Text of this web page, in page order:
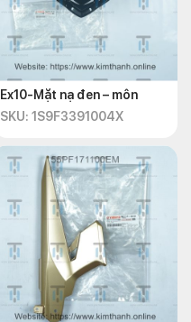
Ex10-Mặt nạ đen – môn
SKU: 1S9F3391004X